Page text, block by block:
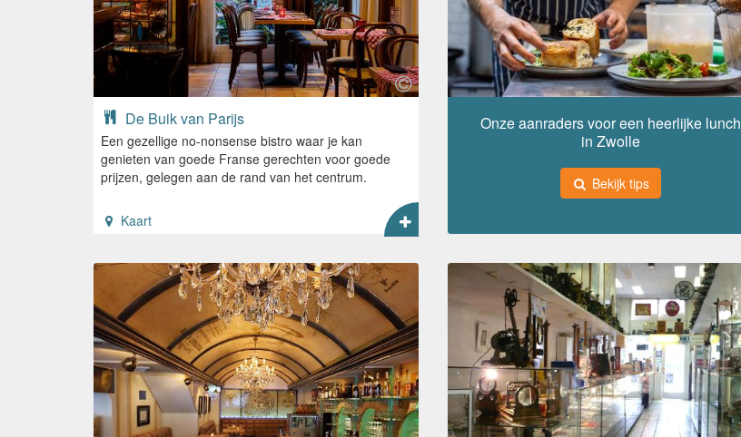
De Buik van Parijs
Een gezellige no-nonsense bistro waar je kan
genieten van goede Franse gerechten voor goede
prijzen, gelegen aan de rand van het centrum.
Kaart
Onze aanraders voor een heerlijke lunch
in Zwolle
Bekijk tips